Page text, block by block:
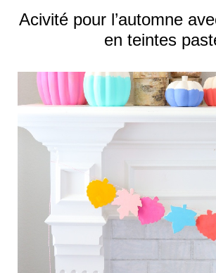
Acivité pour l’automne
en teintes